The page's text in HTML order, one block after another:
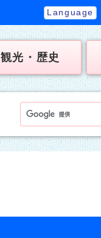
Language
観光・歴史